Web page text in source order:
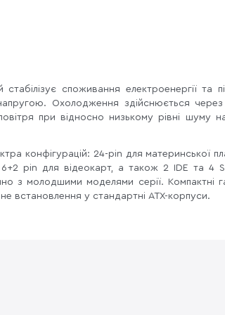
стабілізує споживання електроенергії та
Охолодження здійснюється через
при відносно низькому рівні шуму
конфігурацій: 24-pin для материнської
pin для відеокарт, а також 2 IDE та 4
з молодшими моделями серії. Компактні
встановлення у стандартні ATX-корпуси.